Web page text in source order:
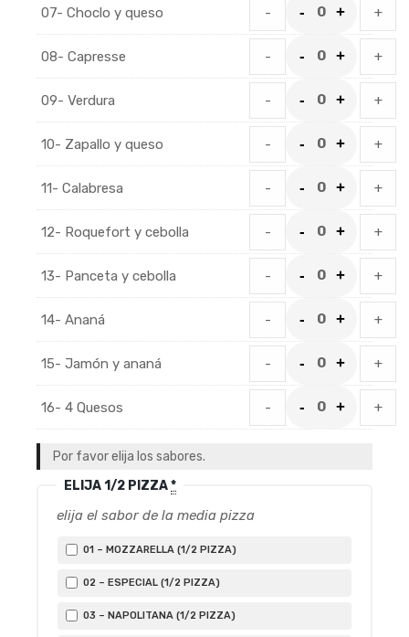
07- Choclo y queso - +
08- Capresse - +
09- Verdura - +
10- Zapallo y queso - +
11- Calabresa - +
12- Roquefort y cebolla - +
13- Panceta y cebolla - +
14- Ananá - +
15- Jamón y ananá - +
16- 4 Quesos - +
Por favor elija los sabores.
ELIJA 1/2 PIZZA*
elija el sabor de la media pizza
01 – MOZZARELLA (1/2 PIZZA)
02 – ESPECIAL (1/2 PIZZA)
03 – NAPOLITANA (1/2 PIZZA)